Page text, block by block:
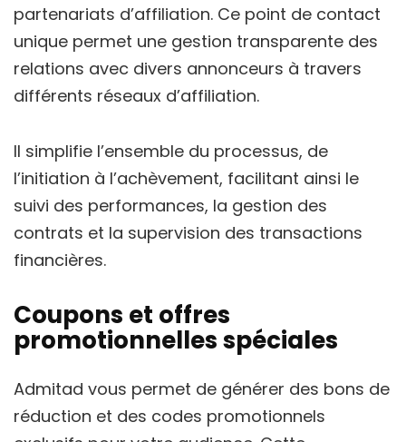
partenariats d’affiliation. Ce point de contact
unique permet une gestion transparente des
relations avec divers annonceurs à travers
différents réseaux d’affiliation.
Il simplifie l’ensemble du processus, de
l’initiation à l’achèvement, facilitant ainsi le
suivi des performances, la gestion des
contrats et la supervision des transactions
financières.
Coupons et offres
promotionnelles spéciales
Admitad vous permet de générer des bons de
réduction et des codes promotionnels